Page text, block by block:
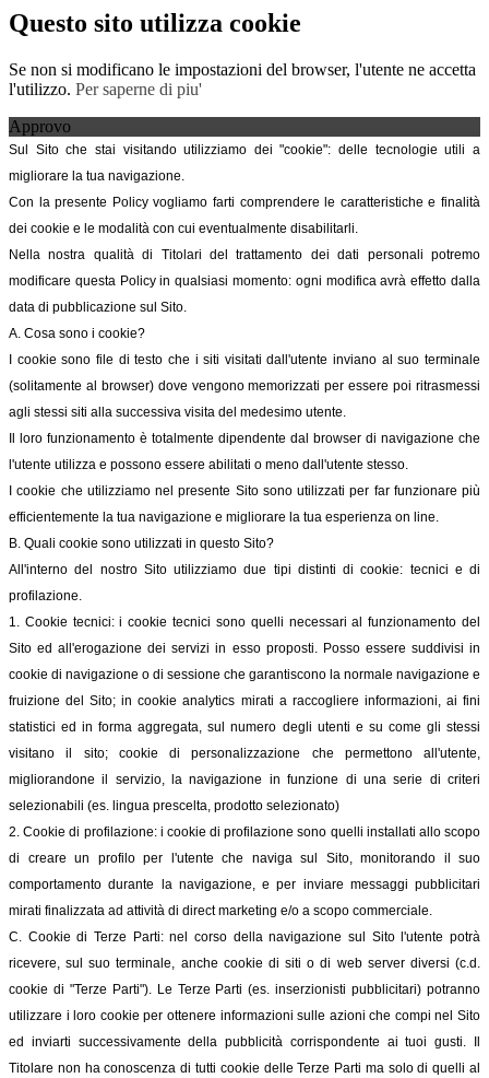
Questo sito utilizza cookie
Se non si modificano le impostazioni del browser, l'utente ne accetta
l'utilizzo. Per saperne di piu'
Approvo
Sul Sito che stai visitando utilizziamo dei "cookie": delle tecnologie utili a
migliorare la tua navigazione.
Con la presente Policy vogliamo farti comprendere le caratteristiche e finalità
dei cookie e le modalità con cui eventualmente disabilitarli.
Nella nostra qualità di Titolari del trattamento dei dati personali potremo
modificare questa Policy in qualsiasi momento: ogni modifica avrà effetto dalla
data di pubblicazione sul Sito.
A. Cosa sono i cookie?
I cookie sono file di testo che i siti visitati dall'utente inviano al suo terminale
(solitamente al browser) dove vengono memorizzati per essere poi ritrasmessi
agli stessi siti alla successiva visita del medesimo utente.
Il loro funzionamento è totalmente dipendente dal browser di navigazione che
l'utente utilizza e possono essere abilitati o meno dall'utente stesso.
I cookie che utilizziamo nel presente Sito sono utilizzati per far funzionare più
efficientemente la tua navigazione e migliorare la tua esperienza on line.
B. Quali cookie sono utilizzati in questo Sito?
All'interno del nostro Sito utilizziamo due tipi distinti di cookie: tecnici e di
profilazione.
1. Cookie tecnici: i cookie tecnici sono quelli necessari al funzionamento del
Sito ed all'erogazione dei servizi in esso proposti. Posso essere suddivisi in
cookie di navigazione o di sessione che garantiscono la normale navigazione e
fruizione del Sito; in cookie analytics mirati a raccogliere informazioni, ai fini
statistici ed in forma aggregata, sul numero degli utenti e su come gli stessi
visitano il sito; cookie di personalizzazione che permettono all'utente,
migliorandone il servizio, la navigazione in funzione di una serie di criteri
selezionabili (es. lingua prescelta, prodotto selezionato)
2. Cookie di profilazione: i cookie di profilazione sono quelli installati allo scopo
di creare un profilo per l'utente che naviga sul Sito, monitorando il suo
comportamento durante la navigazione, e per inviare messaggi pubblicitari
mirati finalizzata ad attività di direct marketing e/o a scopo commerciale.
C. Cookie di Terze Parti: nel corso della navigazione sul Sito l'utente potrà
ricevere, sul suo terminale, anche cookie di siti o di web server diversi (c.d.
cookie di "Terze Parti"). Le Terze Parti (es. inserzionisti pubblicitari) potranno
utilizzare i loro cookie per ottenere informazioni sulle azioni che compi nel Sito
ed inviarti successivamente della pubblicità corrispondente ai tuoi gusti. Il
Titolare non ha conoscenza di tutti cookie delle Terze Parti ma solo di quelli al